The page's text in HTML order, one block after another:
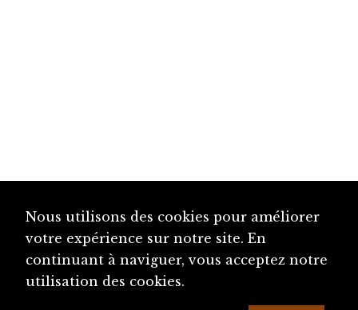
Nous utilisons des cookies pour améliorer
votre expérience sur notre site. En
continuant à naviguer, vous acceptez notre
utilisation des cookies.